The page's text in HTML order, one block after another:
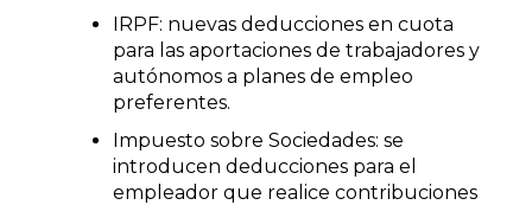
IRPF: nuevas deducciones en cuota
para las aportaciones de trabajadores y
autónomos a planes de empleo
preferentes.
Impuesto sobre Sociedades: se
introducen deducciones para el
empleador que realice contribuciones